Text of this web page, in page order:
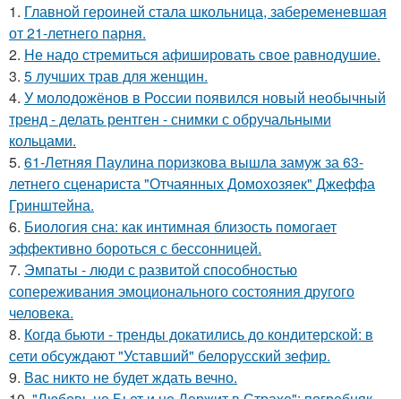
1. Главной героиней стала школьница, забеременевшая
от 21-летнего парня.
2. Hе надо стремиться афишировать свое равнодушие.
3. 5 лучших трав для женщин.
4. У молодожёнов в России появился новый необычный
тренд - делать рентген - снимки с обручальными
кольцами.
5. 61-Летняя Паулина поризкова вышла замуж за 63-
летнего сценариста "Отчаянных Домохозяек" Джеффа
Гринштейна.
6. Биология сна: как интимная близость помогает
эффективно бороться с бессонницей.
7. Эмпаты - люди с развитой способностью
сопереживания эмоционального состояния другого
человека.
8. Когда бьюти - тренды докатились до кондитерской: в
сети обсуждают "Уставший" белорусский зефир.
9. Вас никто не будет ждать вечно.